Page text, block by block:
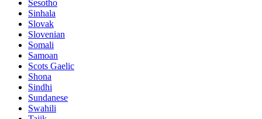
Sesotho
Sinhala
Slovak
Slovenian
Somali
Samoan
Scots Gaelic
Shona
Sindhi
Sundanese
Swahili